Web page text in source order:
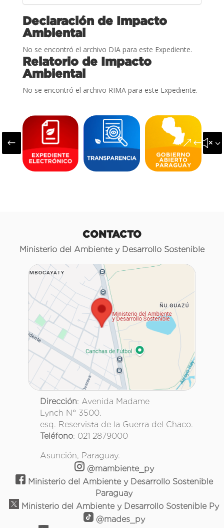
Declaración de Impacto
Ambiental
No se encontró el archivo DIA para este Expediente.
Relatorio de Impacto
Ambiental
No se encontró el archivo RIMA para este Expediente.
#
CONTACTO
Ministerio del Ambiente y Desarrollo Sostenible
Dirección: Avenida Madame
Lynch N° 3500.
esq. Reservista de la Guerra del Chaco.
Teléfono: 021 2879000
Asunción, Paraguay.
@mambiente_py
Ministerio del Ambiente y Desarrollo Sostenible
Paraguay
Ministerio del Ambiente y Desarrollo Sostenible Py
@mades_py